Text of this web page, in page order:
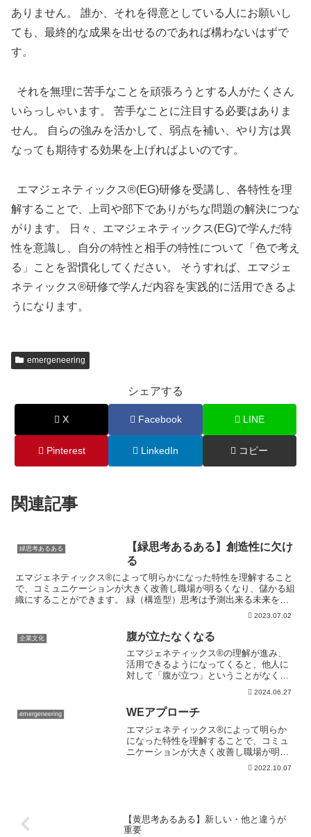
ありません。 誰か、それを得意としている人にお願いし
ても、最終的な成果を出せるのであれば構わないはずで
す。
それを無理に苦手なことを頑張ろうとする人がたくさん
いらっしゃいます。 苦手なことに注目する必要はありま
せん。 自らの強みを活かして、弱点を補い、やり方は異
なっても期待する効果を上げればよいのです。
エマジェネティックス®(EG)研修を受講し、各特性を理
解することで、上司や部下でありがちな問題の解決につな
がります。 日々、エマジェネティックス(EG)で学んだ特
性を意識し、自分の特性と相手の特性について「色で考え
る」ことを習慣化してください。 そうすれば、エマジェ
ネティックス®研修で学んだ内容を実践的に活用できるよ
うになります。
emergeneering
シェアする
X Facebook LINE
Pinterest LinkedIn コピー
関連記事
緑思考あるある
【緑思考あるある】創造性に欠け
る
エマジェネティックス®によって明らかになった特性を理解すること
で、コミュニケーションが大きく改善し職場が明るくなり、儲かる組
織にすることができます。 緑（構造型）思考は予測出来る未来を好
み、予測出来ない未来を避けたい思考で、過去の成功体験を...2023.07.02
企業文化 腹が立たなくなる
エマジェネティックス®の理解が進み、
活用できるようになってくると、他人に
対して「腹が立つ」ということがなくな
ってきます。 何かの問題が起きたとき、
○○さんのせいだと、他人に原因を求める
ことがなくなるのです。Activedia /
Pixab...
2024.06.27
emergeneering WEアプローチ
エマジェネティックス®によって明らか
になった特性を理解することで、コミュ
ニケーションが大きく改善し職場が明る
くなり、儲かる組織にすることができま
す。Couleur / Pixabayエマジェネティッ
2022.10.07
【黄思考あるある】新しい・他と違うが
重要